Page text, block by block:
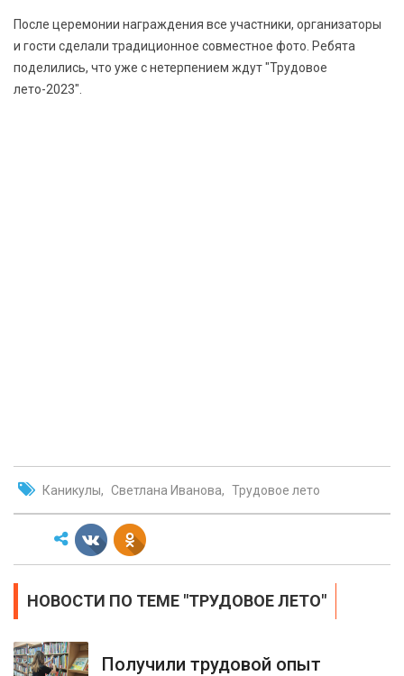
После церемонии награждения все участники, организаторы
и гости сделали традиционное совместное фото. Ребята
поделились, что уже с нетерпением ждут "Трудовое
лето-2023".
Каникулы Светлана Иванова Трудовое лето
НОВОСТИ ПО ТЕМЕ "ТРУДОВОЕ ЛЕТО"
Получили трудовой опыт